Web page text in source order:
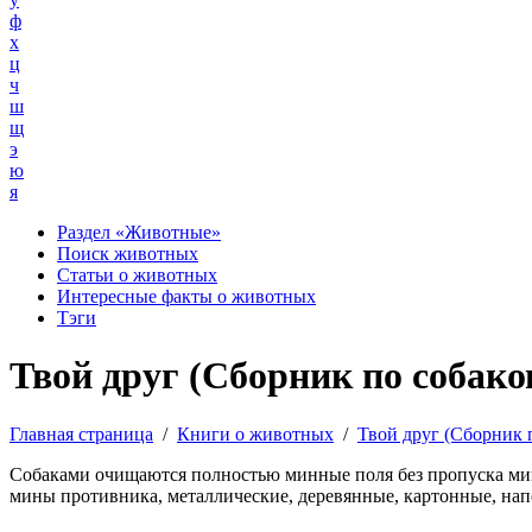
ф
х
ц
ч
ш
щ
э
ю
я
Раздел «Животные»
Поиск животных
Статьи о животных
Интересные факты о животных
Тэги
Твой друг (Сборник по
Главная страница / Книги о животных / Твой друг (Сборник
Собаками очищаются полностью минные поля без пропуска
мины противника, металлические, деревянные, картонные,